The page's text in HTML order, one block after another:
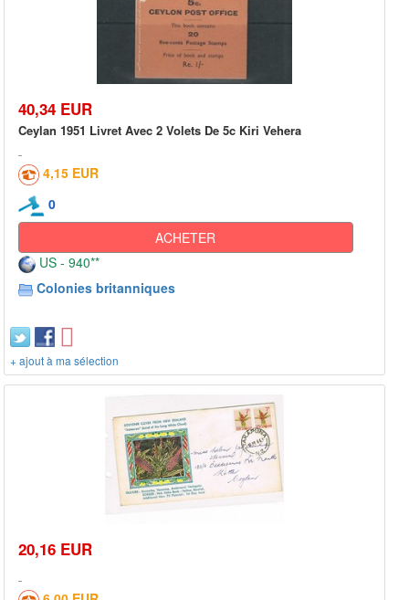
40,34 EUR
Ceylan 1951 Livret Avec 2 Volets De 5c Kiri Vehera
4,15 EUR
0
ACHETER
US - 940**
Colonies britanniques
+ ajout à ma sélection
20,16 EUR